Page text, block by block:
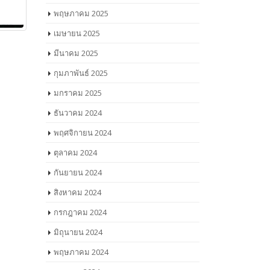
พฤษภาคม 2025
เมษายน 2025
มีนาคม 2025
กุมภาพันธ์ 2025
มกราคม 2025
ธันวาคม 2024
พฤศจิกายน 2024
ตุลาคม 2024
กันยายน 2024
สิงหาคม 2024
กรกฎาคม 2024
มิถุนายน 2024
พฤษภาคม 2024